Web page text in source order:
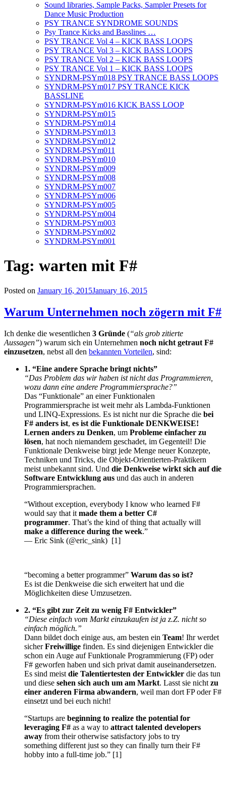
Sound libraries, Sample Packs, Sampler Presets for
Dance Music Production
PSY TRANCE SYNDROME SOUNDS
Psy Trance Kicks and Basslines …
PSY TRANCE Vol 4 – KICK BASS LOOPS
PSY TRANCE Vol 3 – KICK BASS LOOPS
PSY TRANCE Vol 2 – KICK BASS LOOPS
PSY TRANCE Vol 1 – KICK BASS LOOPS
SYNDRM-PSYm018 PSY TRANCE BASS LOOPS
SYNDRM-PSYm017 PSY TRANCE KICK
BASSLINE
SYNDRM-PSYm016 KICK BASS LOOP
SYNDRM-PSYm015
SYNDRM-PSYm014
SYNDRM-PSYm013
SYNDRM-PSYm012
SYNDRM-PSYm011
SYNDRM-PSYm010
SYNDRM-PSYm009
SYNDRM-PSYm008
SYNDRM-PSYm007
SYNDRM-PSYm006
SYNDRM-PSYm005
SYNDRM-PSYm004
SYNDRM-PSYm003
SYNDRM-PSYm002
SYNDRM-PSYm001
Tag: warten mit F#
Posted on January 16, 2015January 16, 2015
Warum Unternehmen noch zögern mit F#
Ich denke die wesentlichen 3 Gründe (“als grob zitierte
Aussagen”) warum sich ein Unternehmen noch nicht getraut F#
einzusetzen, nebst all den bekannten Vorteilen, sind:
1. “Eine andere Sprache bringt nichts”
“Das Problem das wir haben ist nicht das Programmieren,
wozu dann eine andere Programmiersprache?”
Das “Funktionale” an einer Funktionalen
Programmiersprache ist weit mehr als Lambda-Funktionen
und LINQ-Expressions. Es ist nicht nur die Sprache die bei
F# anders ist, es ist die Funktionale DENKWEISE!
Lernen anders zu Denken, um Probleme einfacher zu
lösen, hat noch niemandem geschadet, im Gegenteil! Die
Funktionale Denkweise birgt jede Menge neuer Konzepte,
Techniken und Tricks, die Objekt-Orientierten-Praktikern
meist unbekannt sind. Und die Denkweise wirkt sich auf die
Software Entwicklung aus und das auch in anderen
Programmiersprachen.
“Without exception, everybody I know who learned F#
would say that it made them a better C#
programmer. That’s the kind of thing that actually will
make a difference during the week.”
— Eric Sink (@eric_sink) [1]
“becoming a better programmer” Warum das so ist?
Es ist die Denkweise die sich erweitert hat und die
Möglichkeiten diese Umzusetzen.
2. “Es gibt zur Zeit zu wenig F# Entwickler”
“Diese einfach vom Markt einzukaufen ist ja z.Z. nicht so
einfach möglich.”
Dann bildet doch einige aus, am besten ein Team! Ihr werdet
sicherFreiwillige finden. Es sind diejenigen Entwickler die
schon ein Auge auf Funktionale Programmierung (FP) oder
F# geworfen haben und sich privat damit auseinandersetzen.
Es sind meist die Talentiertesten der Entwickler die das tun
und diese sehen sich auch um am Markt. Lasst sie nicht zu
einer anderen Firma abwandern, weil man dort FP oder F#
einsetzt und bei euch nicht!
“Startups are beginning to realize the potential for
leveraging F# as a way to attract talented developers
away from their otherwise satisfactory jobs to try
something different just so they can finally turn their F#
hobby into a full-time job.” [1]